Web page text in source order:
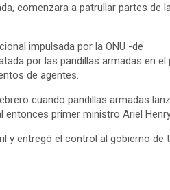
comenzara a patrullar partes de
impulsada por la ONU -de
por las pandillas armadas en el
de agentes.
cuando pandillas armadas
entonces primer ministro Ariel
y entregó el control al gobierno de